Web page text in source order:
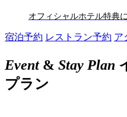
オフィシャルホテル特典
宿泊予約 レストラン予約 ア
Event& Stay Plan
プラン